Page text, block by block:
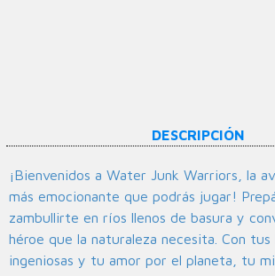
DESCRIPCIÓN
¡Bienvenidos a Water Junk Warriors, la
más emocionante que podrás jugar!
zambullirte en ríos llenos de basura y
héroe que la naturaleza necesita. Con tus
ingeniosas y tu amor por el planeta, tu